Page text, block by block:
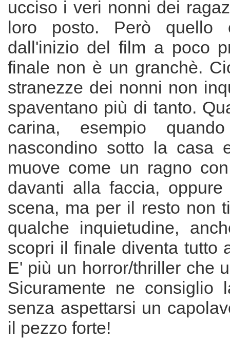
ucciso i veri nonni dei
loro posto. Però quello
dall'inizio del film a poco
finale non è un granchè.
stranezze dei nonni non
spaventano più di tanto.
carina, esempio
nascondino sotto la casa
muove come un ragno
davanti alla faccia,
scena, ma per il resto non
qualche inquietudine,
scopri il finale diventa tutto
E' più un horror/thriller che
Sicuramente ne consiglio
senza aspettarsi un
il pezzo forte!